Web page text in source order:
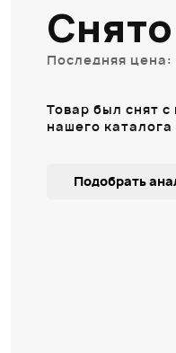
Последняя цена:
Товар был снят
нашего каталога
Подобрать